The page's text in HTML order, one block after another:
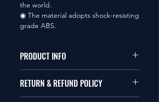
the world.
◉ The material adopts shock-resisting
grade ABS.
PRODUCT INFO
本品は1/10サイズのラジオコント
RETURN & REFUND POLICY